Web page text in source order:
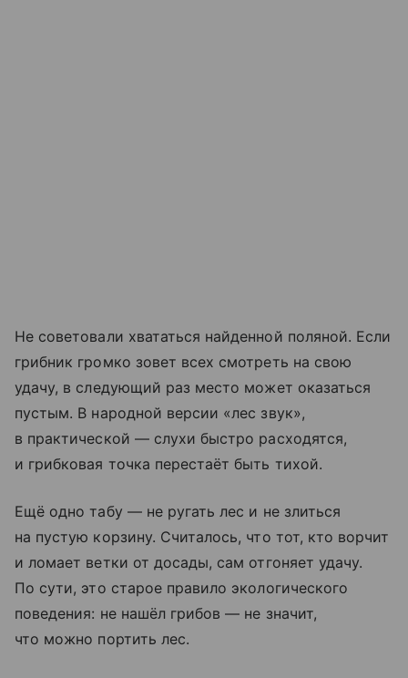
Не советовали хвататься найденной поляной. Если
грибник громко зовет всех смотреть на свою
удачу, в следующий раз место может оказаться
пустым. В народной версии «лес звук»,
в практической — слухи быстро расходятся,
и грибковая точка перестаёт быть тихой.
Ещё одно табу — не ругать лес и не злиться
на пустую корзину. Считалось, что тот, кто ворчит
и ломает ветки от досады, сам отгоняет удачу.
По сути, это старое правило экологического
поведения: не нашёл грибов — не значит,
что можно портить лес.